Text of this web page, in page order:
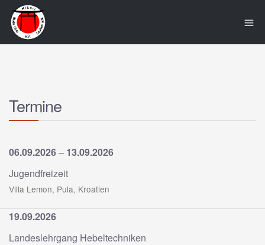
Termine
06.09.2026– 13.09.2026
Jugendfreizeit
Villa Lemon, Pula, Kroatien
19.09.2026
Landeslehrgang Hebeltechniken